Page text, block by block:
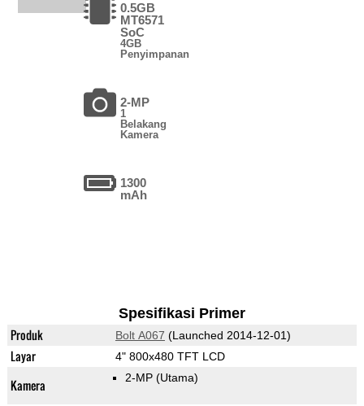
0.5GB
MT6571
SoC
4GB
Penyimpanan
2-MP
1
Belakang
Kamera
1300
mAh
Spesifikasi Primer
Produk Bolt A067 (Launched 2014-12-01)
Layar 4" 800x480 TFT LCD
Kamera 2-MP (Utama)